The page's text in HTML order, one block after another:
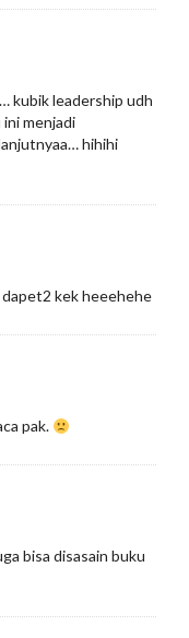
kubik leadership udh
ini menjadi
hihihi
kek heeehehe
pak.
bisa disasain buku